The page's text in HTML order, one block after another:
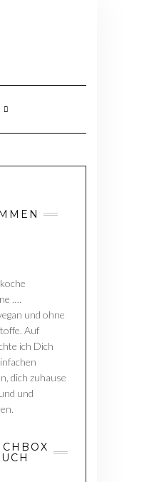
….
und ohne
Auf
ich Dich
dich zuhause
und